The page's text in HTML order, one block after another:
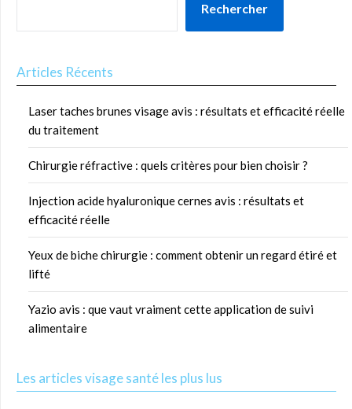
Rechercher
Articles Récents
Laser taches brunes visage avis : résultats et efficacité réelle
du traitement
Chirurgie réfractive : quels critères pour bien choisir ?
Injection acide hyaluronique cernes avis : résultats et
efficacité réelle
Yeux de biche chirurgie : comment obtenir un regard étiré et
lifté
Yazio avis : que vaut vraiment cette application de suivi
alimentaire
Les articles visage santé les plus lus